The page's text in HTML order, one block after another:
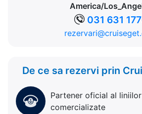
America/
031 631
De ce sa rezervi prin
Partener oficial al
comercializate